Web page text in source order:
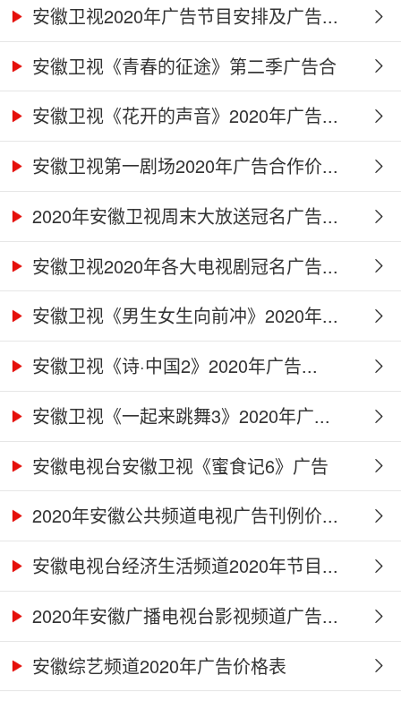
安徽卫视2020年广告节目安排及广告...
安徽卫视《青春的征途》第二季广告合
作...安徽卫视《花开的声音》2020年广告...
安徽卫视第一剧场2020年广告合作价...
2020年安徽卫视周末大放送冠名广告...
安徽卫视2020年各大电视剧冠名广告...
安徽卫视《男生女生向前冲》2020年...
安徽卫视《诗·中国2》2020年广告...
安徽卫视《一起来跳舞3》2020年广...
安徽电视台安徽卫视《蜜食记6》广告
合...2020年安徽公共频道电视广告刊例价...
安徽电视台经济生活频道2020年节目...
2020年安徽广播电视台影视频道广告...
安徽综艺频道2020年广告价格表